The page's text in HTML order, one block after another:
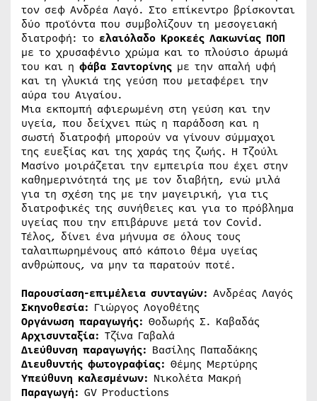
τον σεφ Ανδρέα Λαγό. Στο επίκεντρο βρίσκονται
δύο προϊόντα που συμβολίζουν τη μεσογειακή
διατροφή: το ελαιόλαδο Κροκεές Λακωνίας ΠΟΠ
με το χρυσαφένιο χρώμα και το πλούσιο άρωμά
του και η φάβα Σαντορίνης με την απαλή υφή
και τη γλυκιά της γεύση που μεταφέρει την
αύρα του Αιγαίου.
Μια εκπομπή αφιερωμένη στη γεύση και την
υγεία, που δείχνει πώς η παράδοση και η
σωστή διατροφή μπορούν να γίνουν σύμμαχοι
της ευεξίας και της χαράς της ζωής. Η Τζούλι
Μασίνο μοιράζεται την εμπειρία που έχει στην
καθημερινότητά της με τον διαβήτη, ενώ μιλά
για τη σχέση της με την μαγειρική, για τις
διατροφικές της συνήθειες και για το πρόβλημα
υγείας που την επιβάρυνε μετά τον Covid.
Τέλος, δίνει ένα μήνυμα σε όλους τους
ταλαιπωρημένους από κάποιο θέμα υγείας
ανθρώπους, να μην τα παρατούν ποτέ.
Παρουσίαση-επιμέλεια συνταγών: Ανδρέας Λαγός
Σκηνοθεσία: Γιώργος Λογοθέτης
Οργάνωση παραγωγής: Θοδωρής Σ. Καβαδάς
Αρχισυνταξία: Τζίνα Γαβαλά
Διεύθυνση παραγωγής: Βασίλης Παπαδάκης
Διευθυντής φωτογραφίας: Θέμης Μερτύρης
Υπεύθυνη καλεσμένων: Νικολέτα Μακρή
Παραγωγή: GV Productions